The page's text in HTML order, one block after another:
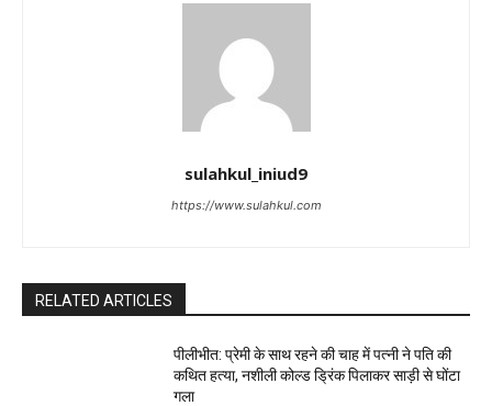
sulahkul_iniud9
https://www.sulahkul.com
RELATED ARTICLES
पीलीभीत: प्रेमी के साथ रहने की चाह में पत्नी ने पति की
कथित हत्या, नशीली कोल्ड ड्रिंक पिलाकर साड़ी से घोंटा
गला